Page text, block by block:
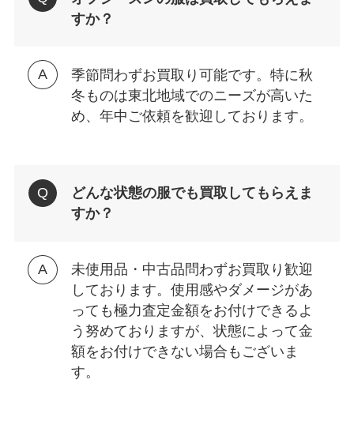
すか？
季節問わずお買取り可能です。特に秋
冬ものは東北地域でのニーズが高いた
め、年中ご依頼を歓迎しております。
どんな状態の服でも買取してもらえま
すか？
未使用品・中古品問わずお買取り歓迎
しております。使用感やダメージがあ
っても極力査定金額をお付けできるよ
う努めておりますが、状態によって金
額をお付けできない場合もございま
す。